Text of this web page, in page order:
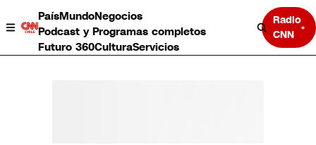
PaísMundoNegocios
Podcast y Programas completos
Futuro 360CulturaServicios
Radio
CNN